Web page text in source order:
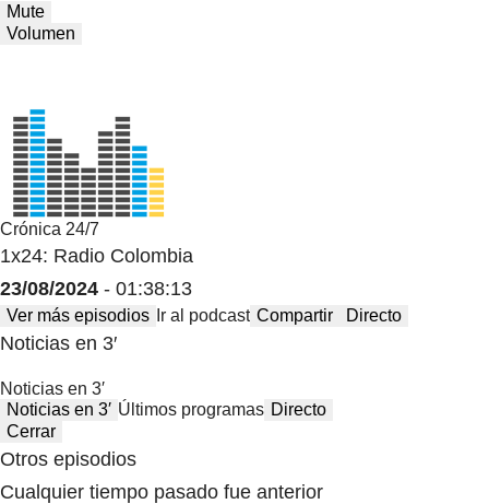
Mute
Volumen
Crónica 24/7
1x24: Radio Colombia
23/08/2024 - 01:38:13
Ver más episodios Ir al podcast Compartir Directo
Noticias en 3′
Noticias en 3′
Noticias en 3′ Últimos programas Directo
Cerrar
Otros episodios
Cualquier tiempo pasado fue anterior